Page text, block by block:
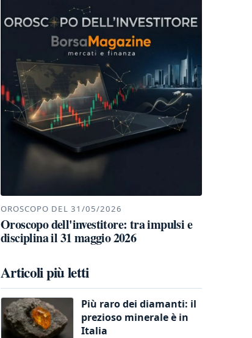
OROSCOPO DEL 31/05/2026
Oroscopo dell'investitore: tra impulsi e
disciplina il 31 maggio 2026
Articoli più letti
Più raro dei diamanti: il
prezioso minerale è in
Italia